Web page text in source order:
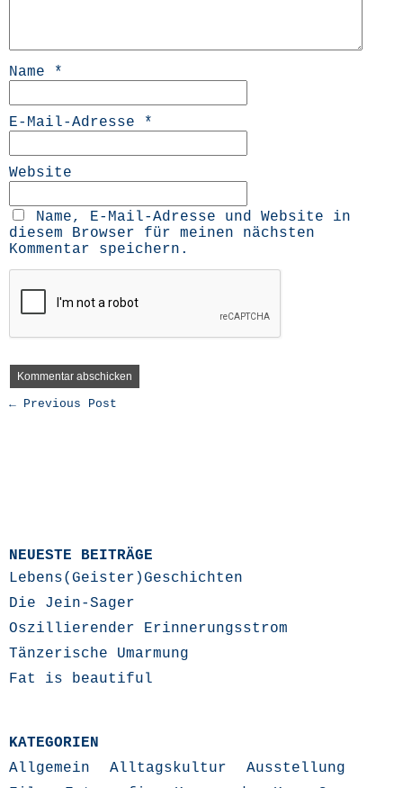
Name *
E-Mail-Adresse *
Website
Name, E-Mail-Adresse und Website in
diesem Browser für meinen nächsten
Kommentar speichern.
← Previous Post
NEUESTE BEITRÄGE
Lebens(Geister)Geschichten
Die Jein-Sager
Oszillierender Erinnerungsstrom
Tänzerische Umarmung
Fat is beautiful
KATEGORIEN
Allgemein
Alltagskultur
Ausstellung